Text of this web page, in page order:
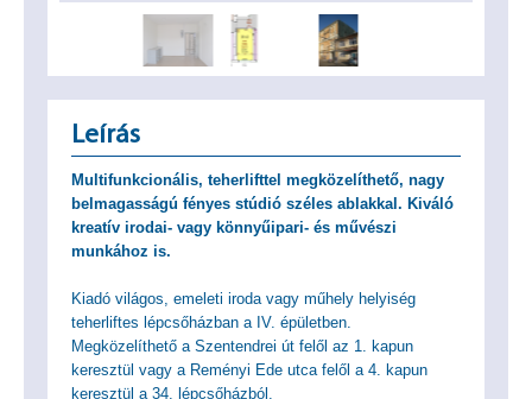
Leírás
Multifunkcionális, teherlifttel megközelíthető, nagy
belmagasságú fényes stúdió széles ablakkal. Kiváló
kreatív irodai- vagy könnyűipari- és művészi
munkához is.
Kiadó világos, emeleti iroda vagy műhely helyiség
teherliftes lépcsőházban a IV. épületben.
Megközelíthető a Szentendrei út felől az 1. kapun
keresztül vagy a Reményi Ede utca felől a 4. kapun
keresztül a 34. lépcsőházból.